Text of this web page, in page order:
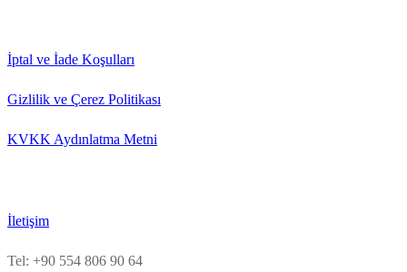
İptal ve İade Koşulları
Gizlilik ve Çerez Politikası
KVKK Aydınlatma Metni
İletişim
Tel: +90 554 806 90 64